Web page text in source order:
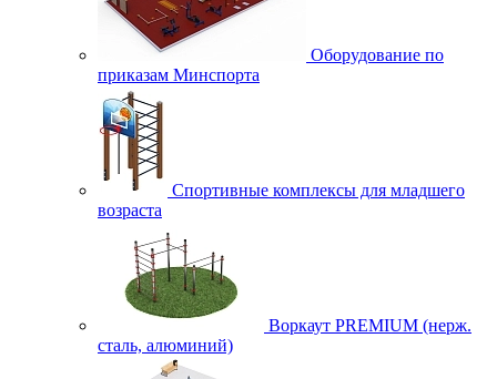
Оборудование по
приказам Минспорта
Спортивные комплексы для младшего
возраста
Воркаут PREMIUM (нерж.
сталь, алюминий)